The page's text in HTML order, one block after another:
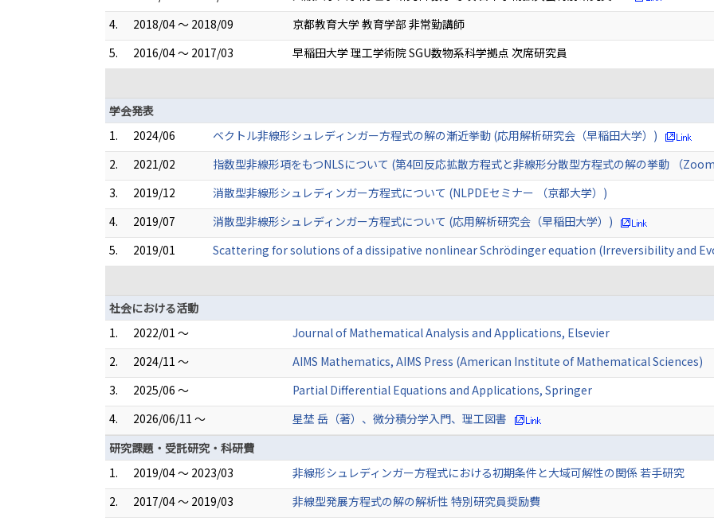
4.
2018/04 ～ 2018/09
京都教育大学 教育学部 非常勤講師
5.
2016/04 ～ 2017/03
早稲田大学 理工学術院 SGU数物系科学拠点 次席研究員
学会発表
1.
2024/06
ベクトル非線形シュレディンガー方程式の解の漸近挙動 (応用解析研究会（早稲田大学）)
2.
2021/02
指数型非線形項をもつNLSについて (第4回反応拡散方程式と非線形分散型方程式の解の挙動 （
3.
2019/12
消散型非線形シュレディンガー方程式について (NLPDEセミナー （京都大学）)
4.
2019/07
消散型非線形シュレディンガー方程式について (応用解析研究会（早稲田大学）)
5.
2019/01
Scattering for solutions of a dissipative nonlinear Schrödinger equation (Irreversibility and
社会における活動
1.
2022/01 ～
Journal of Mathematical Analysis and Applications, Elsevier
2.
2024/11 ～
AIMS Mathematics, AIMS Press (American Institute of Mathematical Sciences)
3.
2025/06 ～
Partial Differential Equations and Applications, Springer
4.
2026/06/11 ～
星埜 岳（著）、微分積分学入門、理工図書
研究課題・受託研究・科研費
1.
2019/04 ～ 2023/03
非線形シュレディンガー方程式における初期条件と大域可解性の関係 若手研究
2.
2017/04 ～ 2019/03
非線型発展方程式の解の解析性 特別研究員奨励費